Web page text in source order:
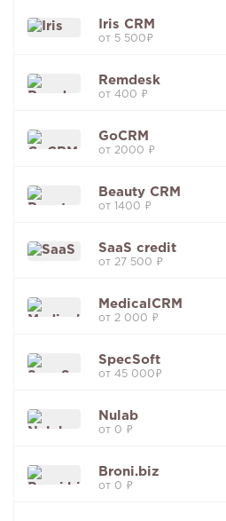
Iris CRM
от 5 500₽
Remdesk
от 400 ₽
GoCRM
от 2000 ₽
Beauty CRM
от 1400 ₽
SaaS credit
от 27 500 ₽
MedicalCRM
от 2 000 ₽
SpecSoft
от 45 000₽
Nulab
от 0 ₽
Broni.biz
от 0 ₽